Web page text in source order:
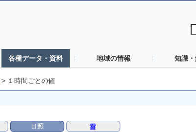
各種データ・資料 地域の情報 知識
> １時間ごとの値